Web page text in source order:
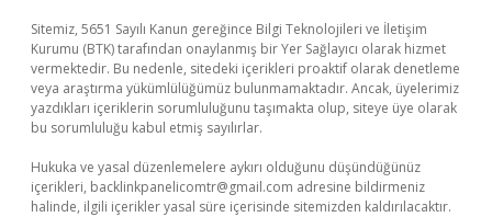
Sitemiz, 5651 Sayılı Kanun gereğince Bilgi Teknolojileri ve İletişim
Kurumu (BTK) tarafından onaylanmış bir Yer Sağlayıcı olarak hizmet
vermektedir. Bu nedenle, sitedeki içerikleri proaktif olarak denetleme
veya araştırma yükümlülüğümüz bulunmamaktadır. Ancak, üyelerimiz
yazdıkları içeriklerin sorumluluğunu taşımakta olup, siteye üye olarak
bu sorumluluğu kabul etmiş sayılırlar.
Hukuka ve yasal düzenlemelere aykırı olduğunu düşündüğünüz
içerikleri, backlinkpanelicomtr@gmail.com adresine bildirmeniz
halinde, ilgili içerikler yasal süre içerisinde sitemizden kaldırılacaktır.